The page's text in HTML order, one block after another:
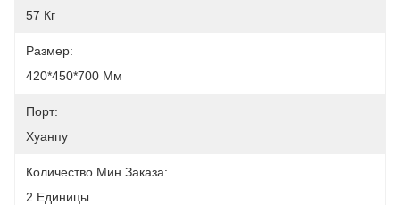
57 Кг
Размер:
420*450*700 Мм
Порт:
Хуанпу
Количество Мин Заказа:
2 Единицы